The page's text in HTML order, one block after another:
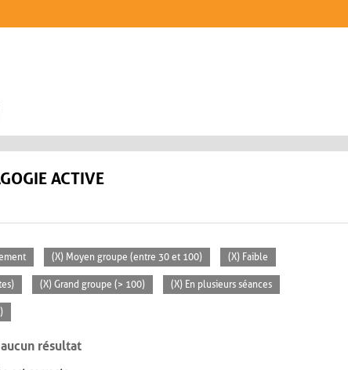
ACTIVE
(X) Moyen groupe (entre 30 et 100) (X) Faible
(X) Grand groupe (> 100) (X) En plusieurs séances
résultat